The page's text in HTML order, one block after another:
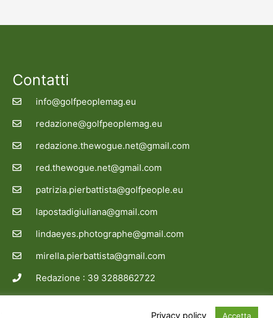
Contatti
info@golfpeoplemag.eu
redazione@golfpeoplemag.eu
redazione.thewogue.net@gmail.com
red.thewogue.net@gmail.com
patrizia.pierbattista@golfpeople.eu
lapostadigiuliana@gmail.com
lindaeyes.photographe@gmail.com
mirella.pierbattista@gmail.com
Redazione : 39 3288862722
Privacy policy Accetta